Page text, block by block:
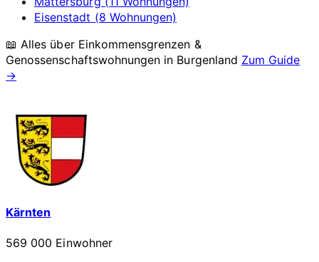
Eisenstadt (8 Wohnungen)
📖 Alles über Einkommensgrenzen &
Genossenschaftswohnungen in Burgenland Zum Guide
→
Kärnten
569 000 Einwohner